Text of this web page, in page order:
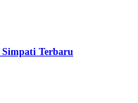
Terbaru